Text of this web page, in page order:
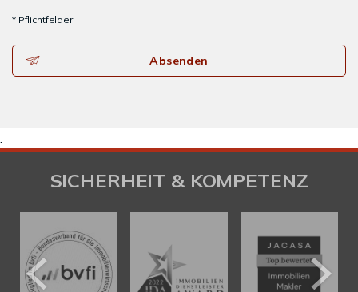
* Pflichtfelder
Absenden
.
SICHERHEIT & KOMPETENZ